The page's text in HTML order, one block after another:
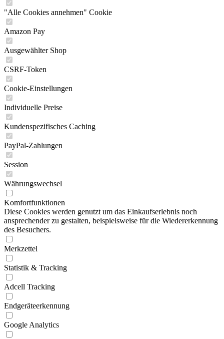
"Alle Cookies annehmen" Cookie
Amazon Pay
Ausgewählter Shop
CSRF-Token
Cookie-Einstellungen
Individuelle Preise
Kundenspezifisches Caching
PayPal-Zahlungen
Session
Währungswechsel
Komfortfunktionen
Diese Cookies werden genutzt um das Einkaufserlebnis noch
ansprechender zu gestalten, beispielsweise für die Wiedererkennung
des Besuchers.
Merkzettel
Statistik & Tracking
Adcell Tracking
Endgeräteerkennung
Google Analytics